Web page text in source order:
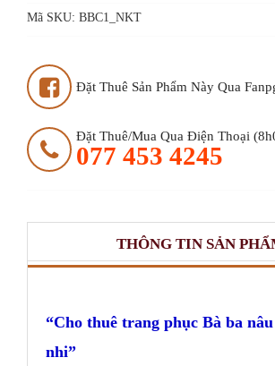
Mã SKU: BBC1_NKT
Đặt Thuê Sản Phẩm Này Qua
Đặt Thuê/mua Qua Điện Thoại
077 453 4245
THÔNG TIN SẢN
Cho thuê trang phục Bà ba
nhi